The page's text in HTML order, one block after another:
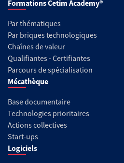
Formations Cetim Academy®
Par thématiques
Par briques technologiques
Chaînes de valeur
Qualifiantes - Certifiantes
Parcours de spécialisation
Mécathèque
Base documentaire
Technologies prioritaires
Actions collectives
Start-ups
Logiciels